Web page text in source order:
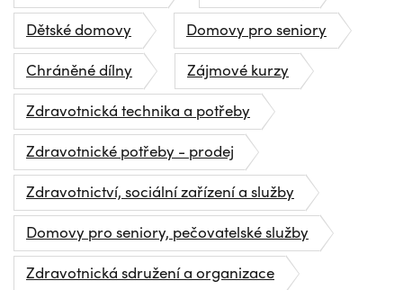
Dětské domovy
Domovy pro seniory
Chráněné dílny
Zájmové kurzy
Zdravotnická technika a potřeby
Zdravotnické potřeby - prodej
Zdravotnictví, sociální zařízení a služby
Domovy pro seniory, pečovatelské služby
Zdravotnická sdružení a organizace